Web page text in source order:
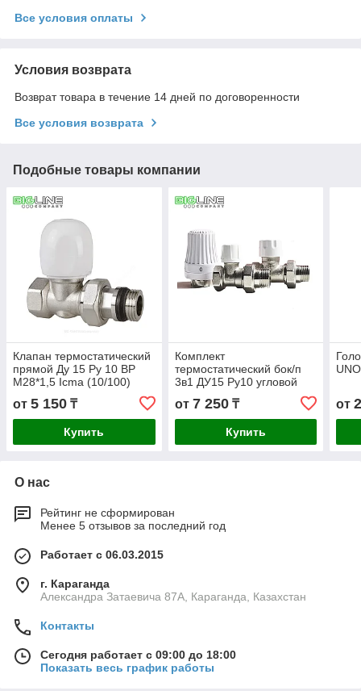
Все условия оплаты
Условия возврата
Возврат товара в течение 14 дней по договоренности
Все условия возврата
Подобные товары компании
Клапан термостатический
прямой Ду 15 Ру 10 ВР
М28*1,5 Icma (10/100)
от 5 150 ₸
Купить
Комплект
термостатический бок/п
3в1 ДУ15 Ру10 угловой
жид/нап М30*1,5 6-28С
Ogint (24)
от 7 250₸
Купить
UNO
от
О нас
Рейтинг не сформирован
Менее 5 отзывов за последний год
Работает с 06.03.2015
г. Караганда
Александра Затаевича 87А, Караганда, Казахстан
Контакты
Сегодня работает с 09:00 до 18:00
Показать весь график работы